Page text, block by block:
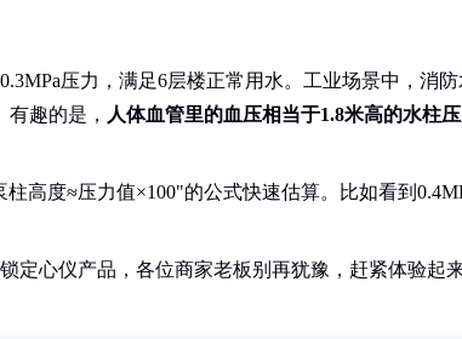
压力，满足6层楼正常用水。工业场景中，消
有趣的是， 人体血管里的血压相当于1.8米高的水柱
高度≈压力值×100"的公式快速估算。比如看到
定心仪产品，各位商家老板别再犹豫，赶紧体验起来